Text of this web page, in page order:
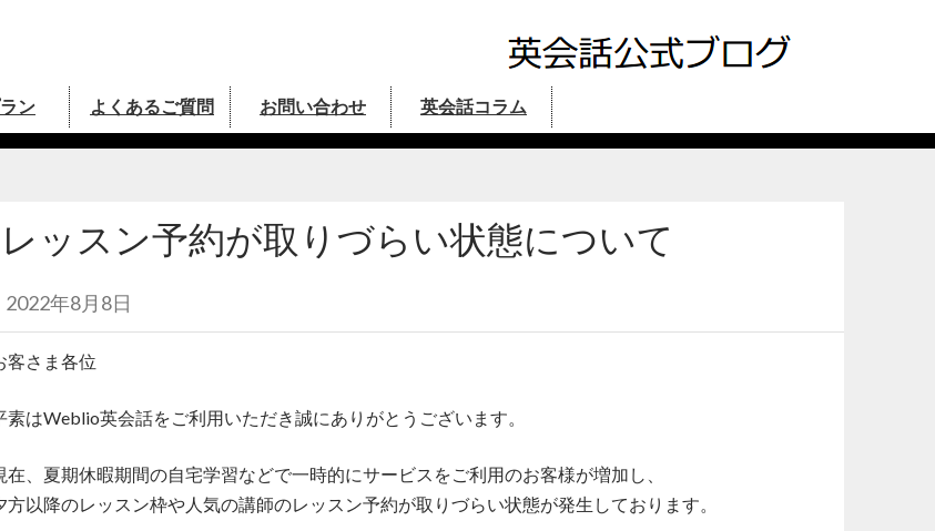
ン よくあるご質問 お問い合わせ 英会話コラム
レッスン予約が取りづらい状態について
2022年8月8日
客さま各位
素はWeblio英会話をご利用いただき誠にありがとうございます。
在、夏期休暇期間の自宅学習などで一時的にサービスをご利用のお客様が増加し、
方以降のレッスン枠や人気の講師のレッスン予約が取りづらい状態が発生しております。